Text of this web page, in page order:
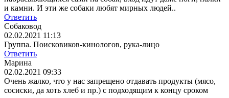
и камни. И эти же собаки любят мирных людей..
Ответить
Собаковод
02.02.2021 11:13
Группа. Поисковиков-кинологов, рука-лицо
Ответить
Марина
02.02.2021 09:33
Очень жалко, что у нас запрещено отдавать продукты (мясо,
сосиски, да хоть хлеб и пр.) с подходящим к концу сроком